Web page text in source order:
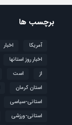
برچسب ها
آمریکا اخبار
اخبار روز استانها
از
است
استان کرمان
استانی-سیاسی
استانی-ورزشی